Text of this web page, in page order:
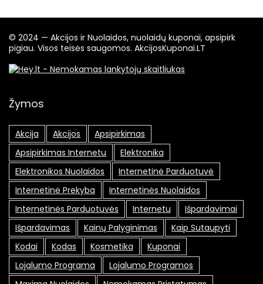
© 2024 — Akcijos ir Nuolaidos, nuolaidų kuponai, apsipirk
pigiau. Visos teisės saugomos. AkcijosKuponai.LT
Žymos
Akcija Akcijos
Apsipirkimas
Apsipirkimas Internetu
Elektronika
Elektronikos Nuolaidos
Internetinė Parduotuvė
Internetinė Prekyba
Internetinės Nuolaidos
Internetinės Parduotuvės
Internetu
Išpardavimai
Išpardavimas
Kainų Palyginimas
Kaip Sutaupyti
Kodai
Kodas Kosmetika
Kuponai
Lojalumo Programa
Lojalumo Programos